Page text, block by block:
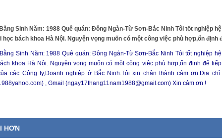
Sinh Năm: 1988 Quê quán: Đông Ngàn-Từ Sơn-Bắc Ninh Tôi tốt nghiệp
bách khoa Hà Nội. Nguyện vọng muốn có một công việc phù hợp,ổn định
Sinh Năm: 1988 Quê quán: Đông Ngàn-Từ Sơn-Bắc Ninh Tôi tốt nghiệp
khoa Hà Nội. Nguyện vọng muốn có một công việc phù hợp,ổn định để
các Công ty,Doanh nghiệp ở Bắc Ninh.Tôi xin chân thành cảm ơn.Địa
, Gmail (ngay17thang11nam1988@gmail.com) Xin cảm ơn !
HƠN